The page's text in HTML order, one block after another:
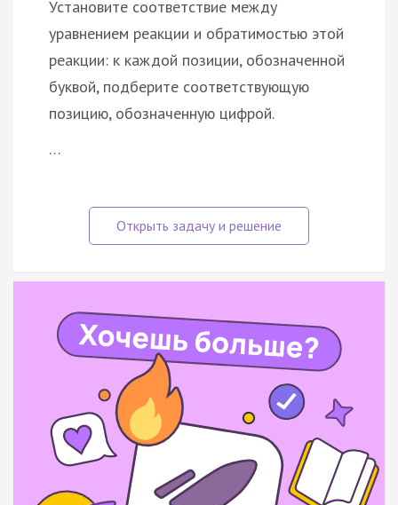
Установите соответствие между
уравнением реакции и обратимостью этой
реакции: к каждой позиции, обозначенной
буквой, подберите соответствующую
позицию, обозначенную цифрой.
…